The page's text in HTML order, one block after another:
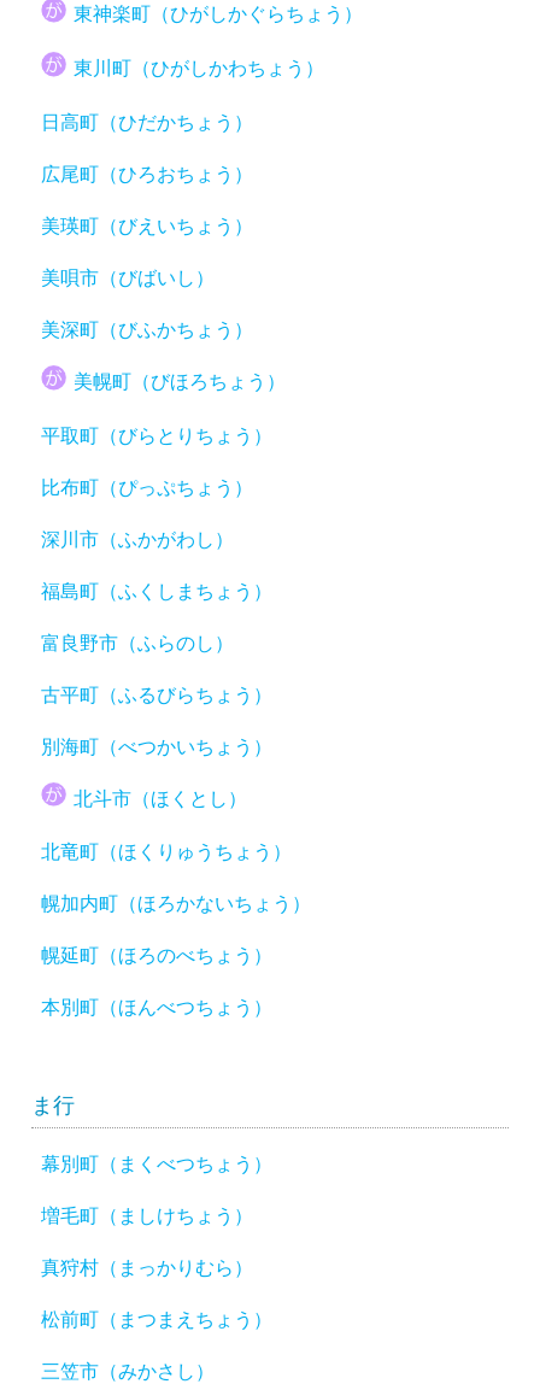
東神楽町（ひがしかぐらちょう）
東川町（ひがしかわちょう）
日高町（ひだかちょう）
広尾町（ひろおちょう）
美瑛町（びえいちょう）
美唄市（びばいし）
美深町（びふかちょう）
美幌町（びほろちょう）
平取町（びらとりちょう）
比布町（ぴっぷちょう）
深川市（ふかがわし）
福島町（ふくしまちょう）
富良野市（ふらのし）
古平町（ふるびらちょう）
別海町（べつかいちょう）
北斗市（ほくとし）
北竜町（ほくりゅうちょう）
幌加内町（ほろかないちょう）
幌延町（ほろのべちょう）
本別町（ほんべつちょう）
ま行
幕別町（まくべつちょう）
増毛町（ましけちょう）
真狩村（まっかりむら）
松前町（まつまえちょう）
三笠市（みかさし）